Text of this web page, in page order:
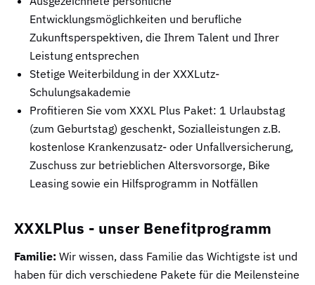
Entwicklungsmöglichkeiten und berufliche
Zukunftsperspektiven, die Ihrem Talent und Ihrer
Leistung entsprechen
Stetige Weiterbildung in der XXXLutz-
Schulungsakademie
Profitieren Sie vom XXXL Plus Paket: 1 Urlaubstag
(zum Geburtstag) geschenkt, Sozialleistungen z.B.
kostenlose Krankenzusatz- oder Unfallversicherung,
Zuschuss zur betrieblichen Altersvorsorge, Bike
Leasing sowie ein Hilfsprogramm in Notfällen
XXXLPlus - unser Benefitprogramm
Familie: Wir wissen, dass Familie das Wichtigste ist und
haben für dich verschiedene Pakete für die Meilensteine